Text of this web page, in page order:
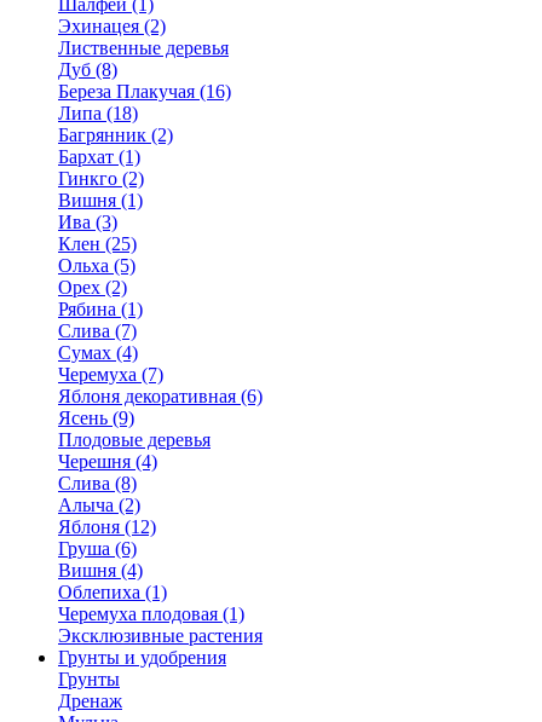
Шалфей (1)
Эхинацея (2)
Лиственные деревья
Дуб (8)
Береза Плакучая (16)
Липа (18)
Багрянник (2)
Бархат (1)
Гинкго (2)
Вишня (1)
Ива (3)
Клен (25)
Ольха (5)
Орех (2)
Рябина (1)
Слива (7)
Сумах (4)
Черемуха (7)
Яблоня декоративная (6)
Ясень (9)
Плодовые деревья
Черешня (4)
Слива (8)
Алыча (2)
Яблоня (12)
Груша (6)
Вишня (4)
Облепиха (1)
Черемуха плодовая (1)
Эксклюзивные растения
Грунты и удобрения
Грунты
Дренаж